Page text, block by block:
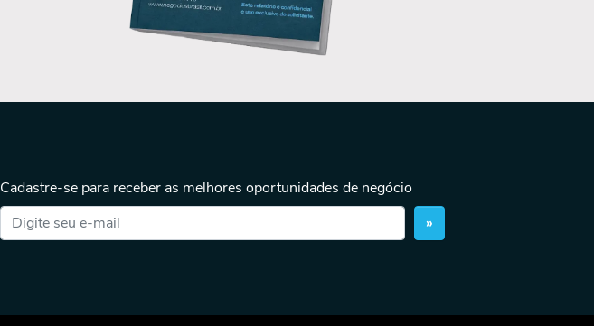
Cadastre-se para receber as melhores oportunidades de negócio
»